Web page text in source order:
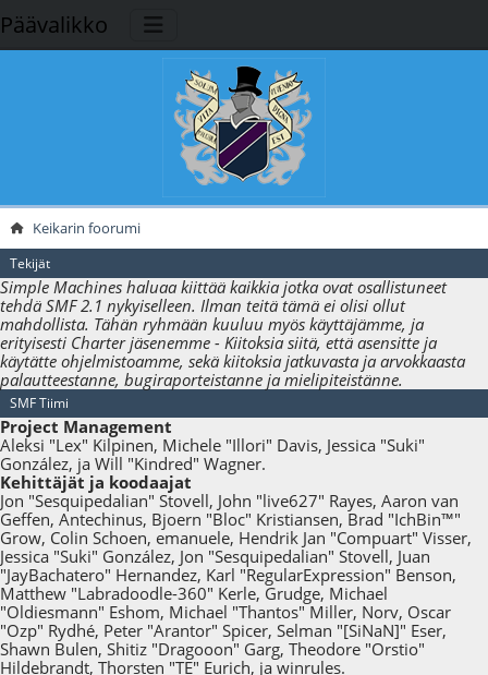
Päävalikko
Keikarin foorumi
Tekijät
Simple Machines haluaa kiittää kaikkia jotka ovat osallistuneet
tehdä SMF 2.1 nykyiselleen. Ilman teitä tämä ei olisi ollut
mahdollista. Tähän ryhmään kuuluu myös käyttäjämme, ja
erityisesti Charter jäsenemme - Kiitoksia siitä, että asensitte ja
käytätte ohjelmistoamme, sekä kiitoksia jatkuvasta ja arvokkaasta
palautteestanne, bugiraporteistanne ja mielipiteistänne.
SMF Tiimi
Project Management
Aleksi "Lex" Kilpinen, Michele "Illori" Davis, Jessica "Suki"
González, ja Will "Kindred" Wagner.
Kehittäjät ja koodaajat
Jon "Sesquipedalian" Stovell, John "live627" Rayes, Aaron van
Geffen, Antechinus, Bjoern "Bloc" Kristiansen, Brad "IchBin™"
Grow, Colin Schoen, emanuele, Hendrik Jan "Compuart" Visser,
Jessica "Suki" González, Jon "Sesquipedalian" Stovell, Juan
"JayBachatero" Hernandez, Karl "RegularExpression" Benson,
Matthew "Labradoodle-360" Kerle, Grudge, Michael
"Oldiesmann" Eshom, Michael "Thantos" Miller, Norv, Oscar
"Ozp" Rydhé, Peter "Arantor" Spicer, Selman "[SiNaN]" Eser,
Shawn Bulen, Shitiz "Dragooon" Garg, Theodore "Orstio"
Hildebrandt, Thorsten "TE" Eurich, ja winrules.